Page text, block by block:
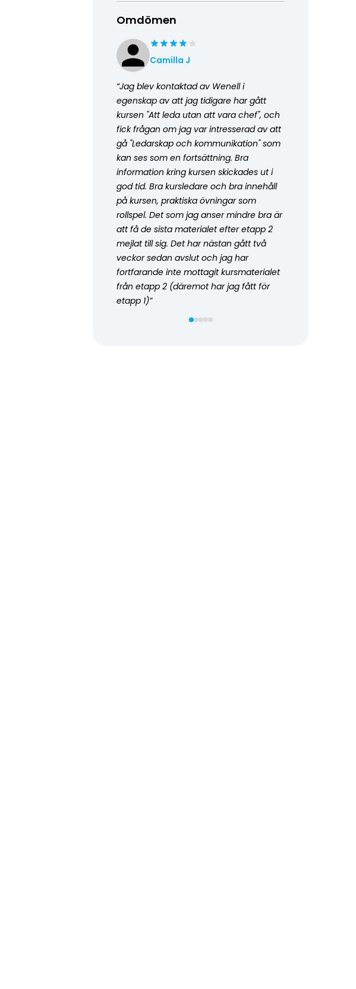
Omdömen
Camilla J
“Jag blev kontaktad av Wenell i
egenskap av att jag tidigare har gått
kursen "Att leda utan att vara chef", och
fick frågan om jag var intresserad av att
gå "Ledarskap och kommunikation" som
kan ses som en fortsättning. Bra
information kring kursen skickades ut i
god tid. Bra kursledare och bra innehåll
på kursen, praktiska övningar som
rollspel. Det som jag anser mindre bra är
att få de sista materialet efter etapp 2
mejlat till sig. Det har nästan gått två
veckor sedan avslut och jag har
fortfarande inte mottagit kursmaterialet
från etapp 2 (däremot har jag fått för
etapp 1)”